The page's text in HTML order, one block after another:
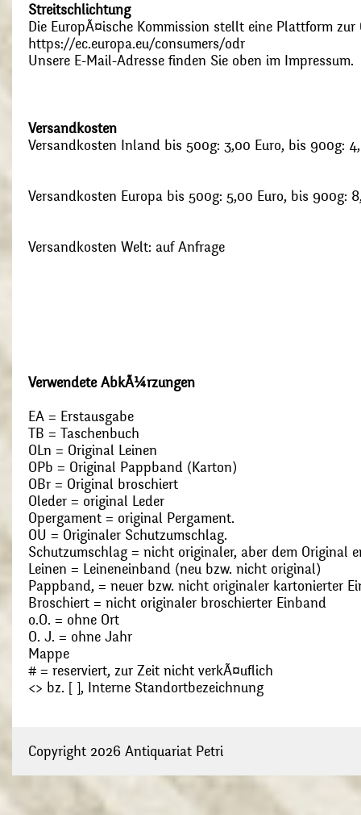
Streitschlichtung
Die EuropÃ¤ische Kommission stellt eine Plattform
https://ec.europa.eu/consumers/odr
Unsere E-Mail-Adresse finden Sie oben im Impressum.
Versandkosten
Versandkosten Inland bis 500g: 3,00 Euro, bis 900g:
Versandkosten Europa bis 500g: 5,00 Euro, bis 900g:
Versandkosten Welt: auf Anfrage
Verwendete AbkÃ¼rzungen
EA = Erstausgabe
TB = Taschenbuch
OLn = Original Leinen
OPb = Original Pappband (Karton)
OBr = Original broschiert
Oleder = original Leder
Opergament = original Pergament.
OU = Originaler Schutzumschlag.
Schutzumschlag = nicht originaler, aber dem Original
Leinen = Leineneinband (neu bzw. nicht original)
Pappband, = neuer bzw. nicht originaler kartonierter
Broschiert = nicht originaler broschierter Einband
o.O. = ohne Ort
O. J. = ohne Jahr
Mappe
# = reserviert, zur Zeit nicht verkÃ¤uflich
<> bz. [ ], Interne Standortbezeichnung
Copyright 2026 Antiquariat Petri